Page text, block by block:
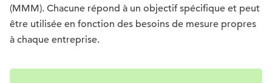
(MMM). Chacune répond à un objectif spécifique et peut
être utilisée en fonction des besoins de mesure propres
à chaque entreprise.